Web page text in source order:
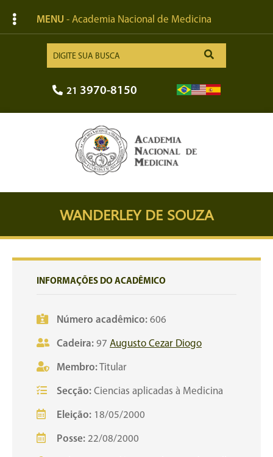
MENU - Academia Nacional de Medicina
21 3970-8150
WANDERLEY DE SOUZA
INFORMAÇÕES DO ACADÊMICO
Número acadêmico: 606
Cadeira: 97 Augusto Cezar Diogo
Membro:Titular
Secção: Ciencias aplicadas à Medicina
Eleição: 18/05/2000
Posse: 22/08/2000